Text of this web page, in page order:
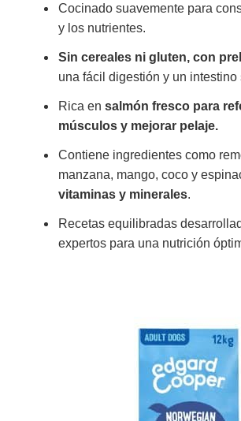
Cocinado suavemente para
y los nutrientes.
Sin cereales ni gluten, con
una fácil digestión y un intestino
Rica en salmón fresco para
músculos y mejorar pelaje.
Contiene ingredientes como
manzana, mango, coco y
vitaminas y minerales.
Recetas equilibradas
expertos para una nutrición